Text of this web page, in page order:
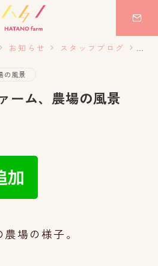
お知らせ スタッフブログ
の風景
ーム、農場の風景
農場の様子。